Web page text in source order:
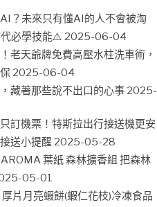
？未來只有懂AI的人不會被淘
必學技能⚠️ 2025-06-04
老天爺牌免費高壓水柱洗車術，
2025-06-04
藏著那些說不出口的心事 2025-
訂機票！特斯拉出行接送機更安
送小提醒 2025-05-28
葉紙 森林擴香組 把森林
05-01
片月亮蝦餅(蝦仁花枝)冷凍食品